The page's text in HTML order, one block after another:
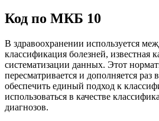
Код по МКБ 10
В здравоохранении используется
классификация болезней, известная
систематизации данных. Этот
пересматривается и дополняется раз
обеспечить единый подход к
использоваться в качестве
диагнозов.